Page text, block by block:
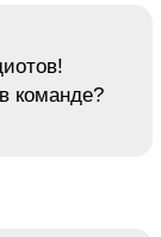
команде?